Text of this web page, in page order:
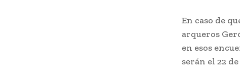
En caso de
arqueros
en esos
serán el 22